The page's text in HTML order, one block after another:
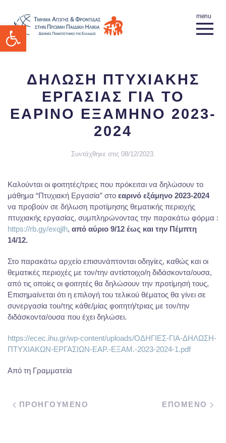
Ανοίξτε τη γραμμή εργαλείων
ΔΗΛΩΣΗ ΠΤΥΧΙΑΚΗΣ
ΕΡΓΑΣΙΑΣ ΓΙΑ ΤΟ
ΕΑΡΙΝΟ ΕΞΑΜΗΝΟ 2023-
2024
Συντάχθηκε στις 08/12/2023.
Καλούνται οι φοιτητές/τριες που πρόκειται να δηλώσουν το
μάθημα “Πτυχιακή Εργασία” στο εαρινό εξάμηνο 2023-2024
να προβούν σε δήλωση προτίμησης θεματικής περιοχής
πτυχιακής εργασίας, συμπληρώνοντας την παρακάτω φόρμα :
https://rb.gy/exqjlh, από αύριο 9/12 έως και την Πέμπτη
14/12.
Στο παρακάτω αρχείο επισυνάπτονται οδηγίες, καθώς και οι
θεματικές περιοχές με τον/την αντίστοιχο/η διδάσκοντα/ουσα,
από τις οποίες οι φοιτητές θα δηλώσουν την προτίμησή τους,
Επισημαίνεται ότι η επιλογή του τελικού θέματος θα γίνει σε
συνεργασία του/της κάθε/μίας φοιτητή/τριας με τον/την
διδάσκοντα/ουσα που έχει δηλώσει.
https://ecec.ihu.gr/wp-content/uploads/ΟΔΗΓΙΕΣ-ΓΙΑ-ΔΗΛΩΣΗ-
ΠΤΥΧΙΑΚΩΝ-ΕΡΓΑΣΙΩΝ-ΕΑΡ.-ΕΞΑΜ.-2023-2024-1.pdf
Από τη Γραμματεία
ΠΡΟΗΓΟΥΜΕΝΟ ΕΠΟΜΕΝΟ